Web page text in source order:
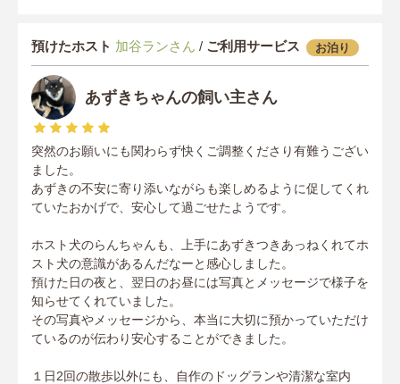
預けたホスト 加谷ランさん / ご利用サービス お泊り
あずきちゃんの飼い主さん
突然のお願いにも関わらず快くご調整くださり有難うござい
ました。
あずきの不安に寄り添いながらも楽しめるように促してくれ
ていたおかげで、安心して過ごせたようです。
ホスト犬のらんちゃんも、上手にあずきつきあっねくれてホ
スト犬の意識があるんだなーと感心しました。
預けた日の夜と、翌日のお昼には写真とメッセージで様子を
知らせてくれていました。
その写真やメッセージから、本当に大切に預かっていただけ
ているのが伝わり安心することができました。
１日2回の散歩以外にも、自作のドッグランや清潔な室内